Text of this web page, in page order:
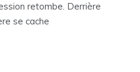
retombe. Derrière
se cache